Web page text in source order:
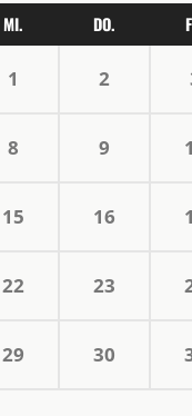
MI. DO.
1 2
8 9
15 16
22 23
29 30